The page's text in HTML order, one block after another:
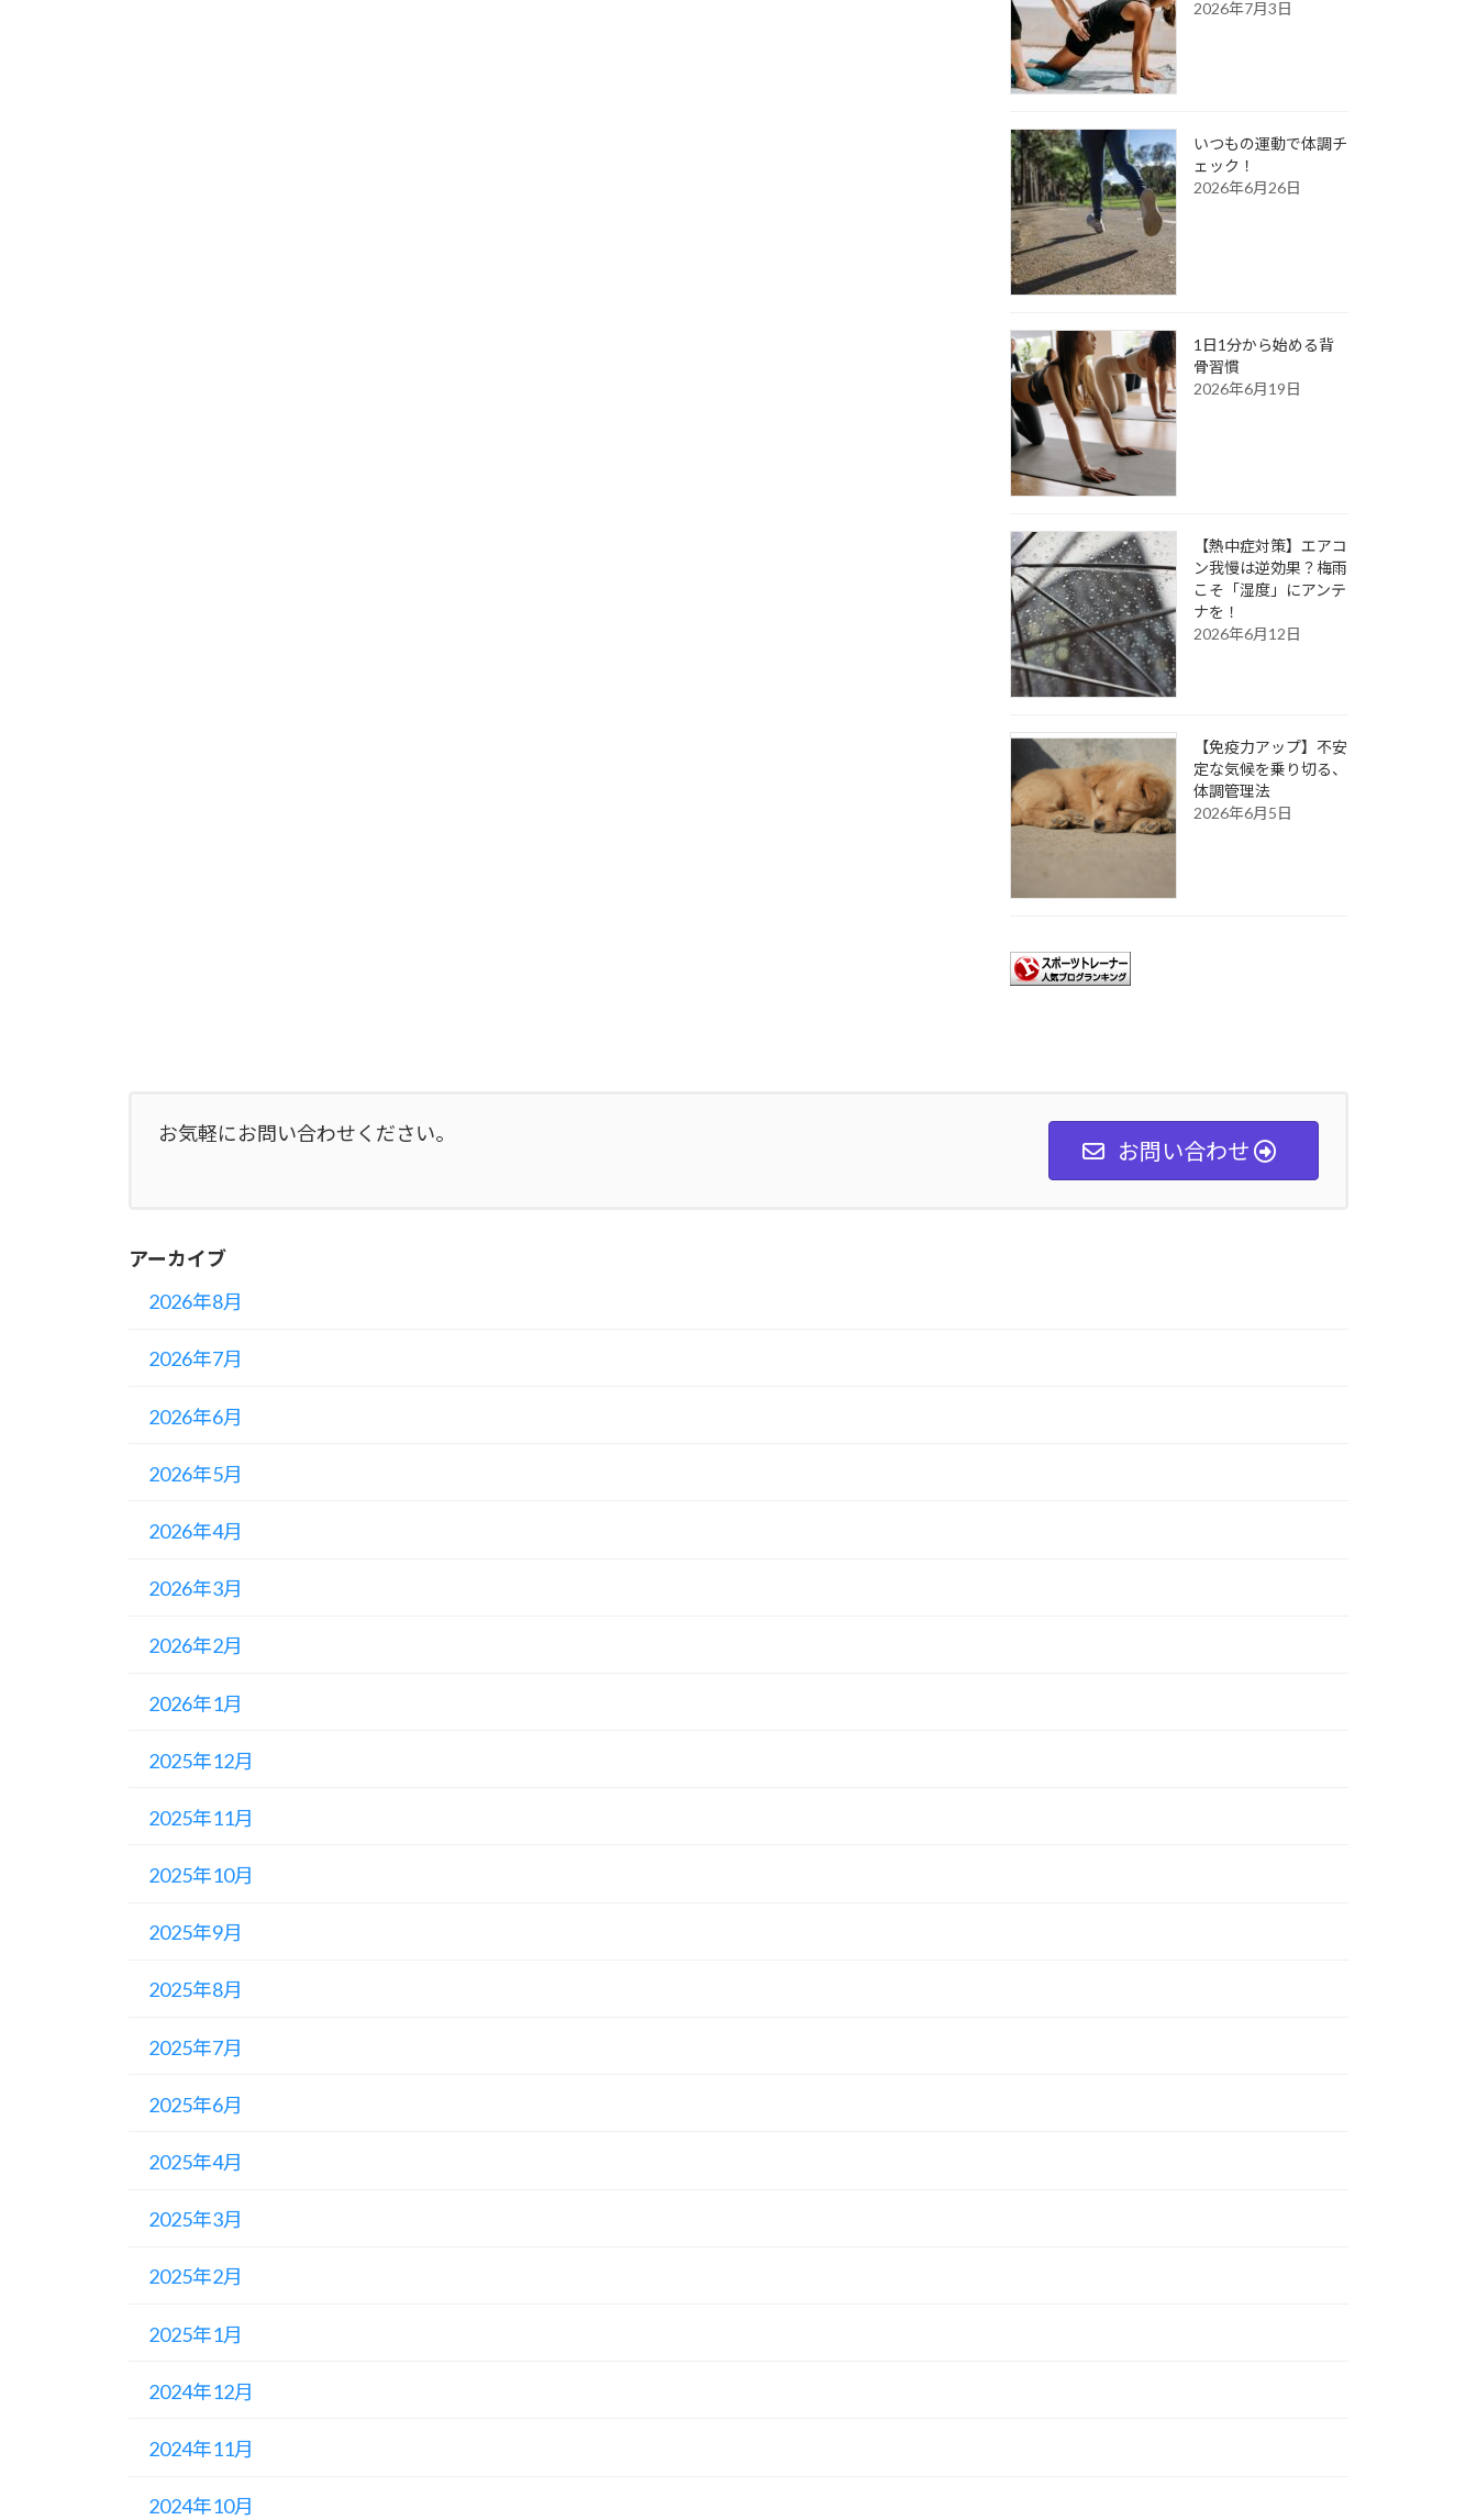
2026年7月3日
いつもの運動で体調チ
ェック！
2026年6月26日
1日1分から始める背
骨習慣
2026年6月19日
【熱中症対策】エアコ
ン我慢は逆効果？梅雨
こそ「湿度」にアンテ
ナを！
2026年6月12日
【免疫力アップ】不安
定な気候を乗り切る、
体調管理法
2026年6月5日
お気軽にお問い合わせください。
お問い合わせ
アーカイブ
2026年8月
2026年7月
2026年6月
2026年5月
2026年4月
2026年3月
2026年2月
2026年1月
2025年12月
2025年11月
2025年10月
2025年9月
2025年8月
2025年7月
2025年6月
2025年4月
2025年3月
2025年2月
2025年1月
2024年12月
2024年11月
2024年10月